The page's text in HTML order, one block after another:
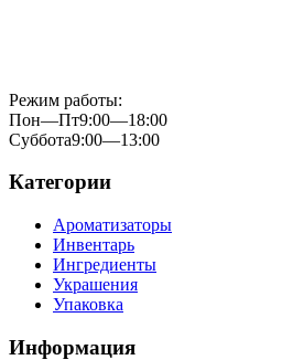
Режим работы:
Пон—Пт9:00—18:00
Суббота9:00—13:00
Категории
Ароматизаторы
Инвентарь
Ингредиенты
Украшения
Упаковка
Информация